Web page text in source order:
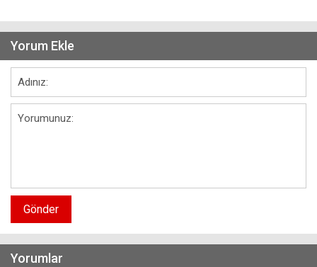
Yorum Ekle
Gönder
Yorumlar